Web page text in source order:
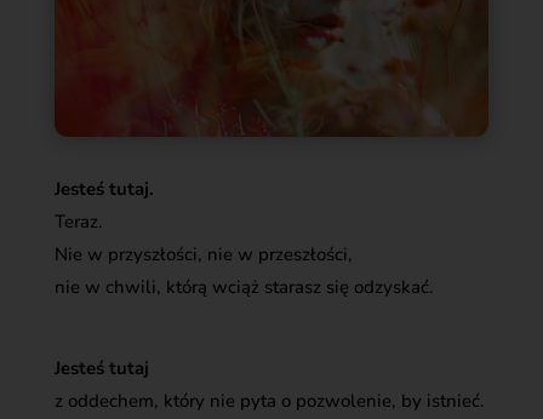
Jesteś tutaj.
Teraz.
Nie w przyszłości, nie w przeszłości,
nie w chwili, którą wciąż starasz się odzyskać.
Jesteś tutaj
z oddechem, który nie pyta o pozwolenie, by istnieć.